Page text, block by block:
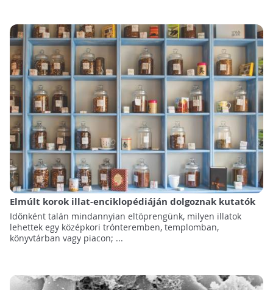
Elmúlt korok illat-enciklopédiáján dolgoznak kutatók
Időnként talán mindannyian eltöprengünk, milyen illatok
lehettek egy középkori trónteremben, templomban,
könyvtárban vagy piacon; ...